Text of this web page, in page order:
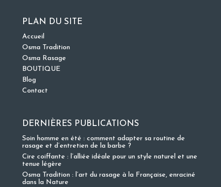
PLAN DU SITE
Accueil
Osma Tradition
Osma Rasage
BOUTIQUE
Blog
Contact
DERNIÈRES PUBLICATIONS
Soin homme en été : comment adapter sa routine de
rasage et d’entretien de la barbe ?
Cire coiffante : l’alliée idéale pour un style naturel et une
tenue légère
Osma Tradition : l’art du rasage à la Française, enraciné
dans la Nature